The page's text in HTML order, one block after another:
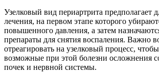
Узелковый вид периартрита предполагает
лечения, на первом этапе которого
повышенного давления, а затем
препараты для снятия воспаления. Важно
отреагировать на узелковый процесс,
возможные при этой болезни осложнения
почек и нервной системы.